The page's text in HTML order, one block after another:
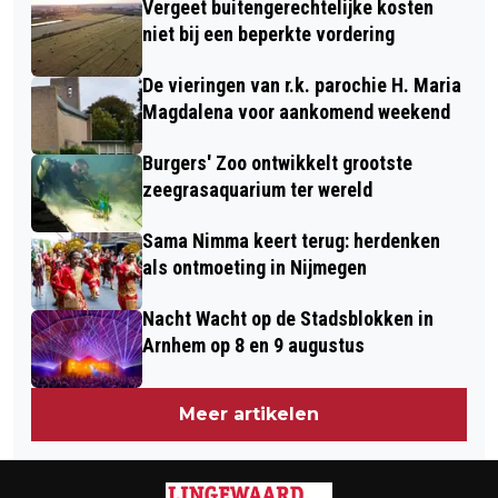
MARIA MAGDALENA VOOR
AANKOMEND WEEKEND
Vergeet buitengerechtelijke kosten
niet bij een beperkte vordering
De vieringen van r.k. parochie H. Maria
Magdalena voor aankomend weekend
Burgers' Zoo ontwikkelt grootste
zeegrasaquarium ter wereld
Sama Nimma keert terug: herdenken
als ontmoeting in Nijmegen
Nacht Wacht op de Stadsblokken in
Arnhem op 8 en 9 augustus
Meer artikelen